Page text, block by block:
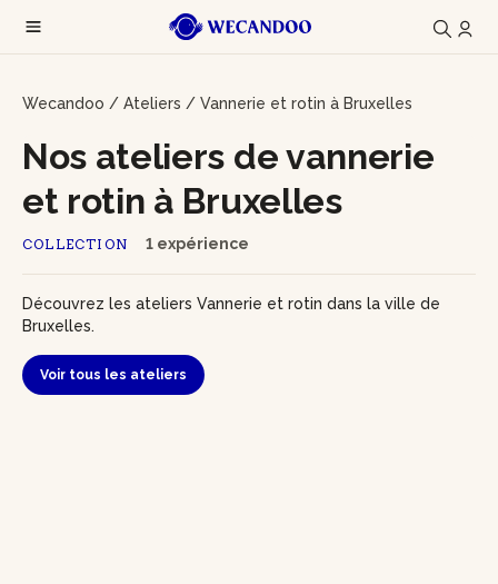
Wecandoo / Ateliers / Vannerie et rotin à Bruxelles
COLLECTION 1 expérience
Nos ateliers de vannerie
et rotin à Bruxelles
Découvrez les ateliers Vannerie et rotin dans la ville de
Bruxelles.
Voir tous les ateliers